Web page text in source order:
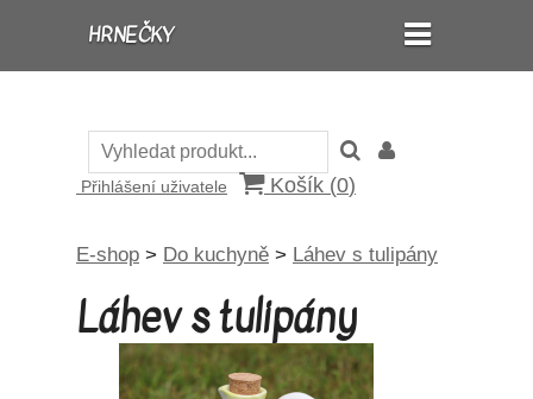
HRNEČKY
Přihlášení uživatele Košík (0)
E-shop > Do kuchyně > Láhev s tulipány
Láhev s tulipány